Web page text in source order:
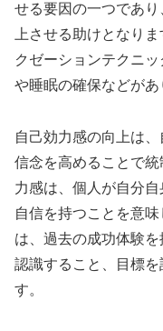
せる要因の一つであ
上させる助けとなり
クゼーションテクニ
や睡眠の確保などがあ
自己効力感の向上は
信念を高めることで
力感は、個人が自分
自信を持つことを意
は、過去の成功体験
認識すること、目標
す。